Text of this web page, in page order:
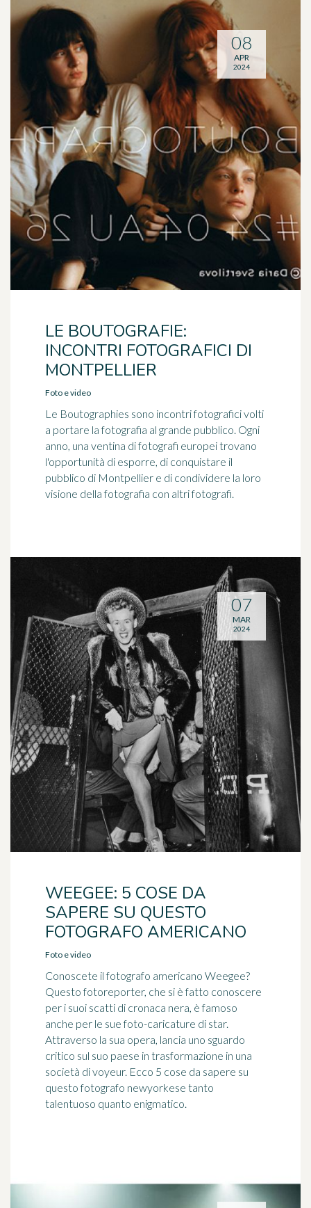
LE BOUTOGRAFIE:
INCONTRI FOTOGRAFICI DI
MONTPELLIER
Foto e video
Le Boutographies sono incontri fotografici volti
a portare la fotografia al grande pubblico. Ogni
anno, una ventina di fotografi europei trovano
l'opportunità di esporre, di conquistare il
pubblico di Montpellier e di condividere la loro
visione della fotografia con altri fotografi.
08
APR
2024
WEEGEE: 5 COSE DA
SAPERE SU QUESTO
FOTOGRAFO AMERICANO
Foto e video
Conoscete il fotografo americano Weegee?
Questo fotoreporter, che si è fatto conoscere
per i suoi scatti di cronaca nera, è famoso
anche per le sue foto-caricature di star.
Attraverso la sua opera, lancia uno sguardo
critico sul suo paese in trasformazione in una
società di voyeur. Ecco 5 cose da sapere su
questo fotografo newyorkese tanto
talentuoso quanto enigmatico.
07
MAR
2024